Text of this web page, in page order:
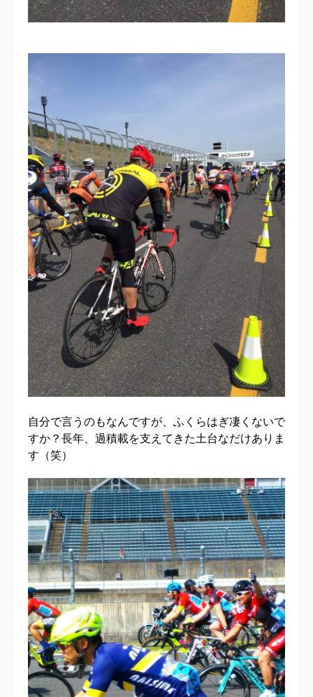
自分で言うのもなんですが、ふくらはぎ凄くないで
すか？長年、過積載を支えてきた土台なだけありま
す（笑）